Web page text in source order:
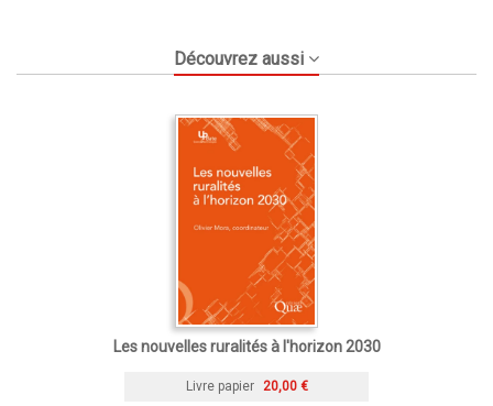
Découvrez aussi
Les nouvelles ruralités à l'horizon 2030
Livre papier 20,00 €